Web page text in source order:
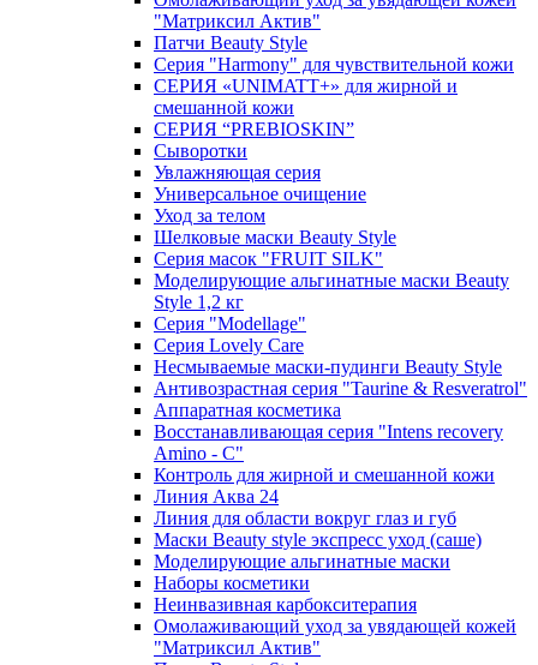
"Матриксил Актив"
Патчи Beauty Style
Серия "Harmony" для чувствительной кожи
СЕРИЯ «UNIMATT+» для жирной и
смешанной кожи
СЕРИЯ “PREBIOSKIN”
Сыворотки
Увлажняющая серия
Универсальное очищение
Уход за телом
Шелковые маски Beauty Style
Серия масок "FRUIT SILK"
Моделирующие альгинатные маски Beauty
Style 1,2 кг
Серия "Modellage"
Cерия Lovely Care
Несмываемые маски-пудинги Beauty Style
Антивозрастная серия "Taurine & Resveratrol"
Аппаратная косметика
Восстанавливающая серия "Intens recovery
Amino - C"
Контроль для жирной и смешанной кожи
Линия Аква 24
Линия для области вокруг глаз и губ
Маски Beauty style экспресс уход (саше)
Моделирующие альгинатные маски
Наборы косметики
Неинвазивная карбокситерапия
Омолаживающий уход за увядающей кожей
"Матриксил Актив"